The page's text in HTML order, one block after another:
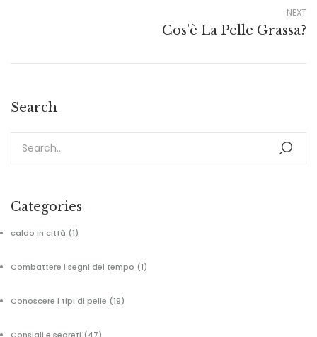
Search
Categories
caldo in città (1)
Combattere i segni del tempo (1)
Conoscere i tipi di pelle (19)
NEXT
Cos’è La Pelle Grassa?